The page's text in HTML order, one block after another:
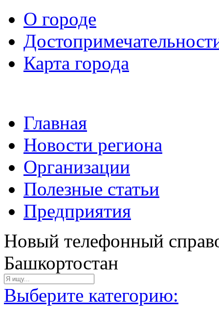
О городе
Карта города
Главная
Новости региона
Организации
Полезные статьи
Предприятия
Новый телефонный
Башкортостан
Выберите категорию: